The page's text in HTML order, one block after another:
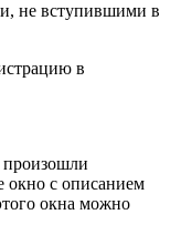
не вступившими в
в
произошли
окно с описанием
окна можно